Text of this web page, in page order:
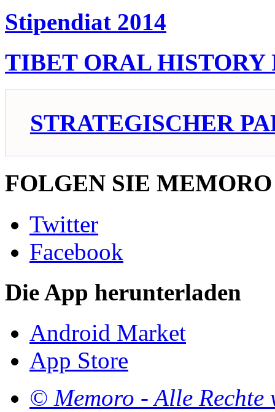
Stipendiat 2014
TIBET ORAL HISTORY
STRATEGISCHER
FOLGEN SIE
Twitter
Facebook
Die App herunterladen
Android Market
App Store
© Memoro - Alle Rechte